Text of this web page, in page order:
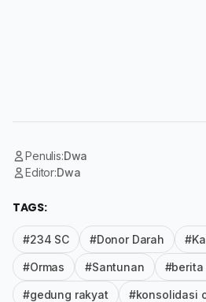
Penulis:Dwa
Editor:Dwa
TAGS:
#234 SC #Donor Darah
#Ormas #Santunan #berita
#gedung rakyat #konsolidasi